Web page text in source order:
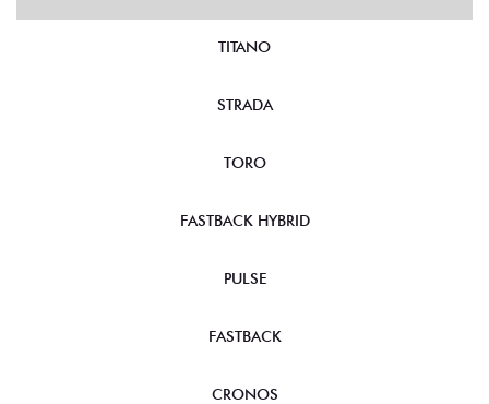
TITANO
STRADA
TORO
FASTBACK HYBRID
PULSE
FASTBACK
CRONOS